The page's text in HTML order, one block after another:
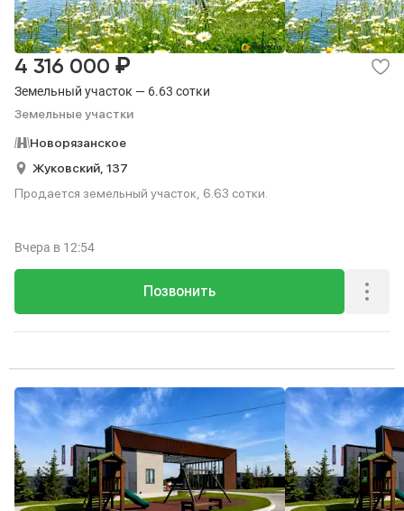
Земельный участок — 6.63 сотки
Земельные участки
4 316 000 ₽
Новорязанское
Жуковский, 137
Продается земельный участок, 6.63 сотки.
Позвонить
Вчера в 12:54